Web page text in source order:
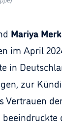
Mariya
im April
in
zur
Vertrauen